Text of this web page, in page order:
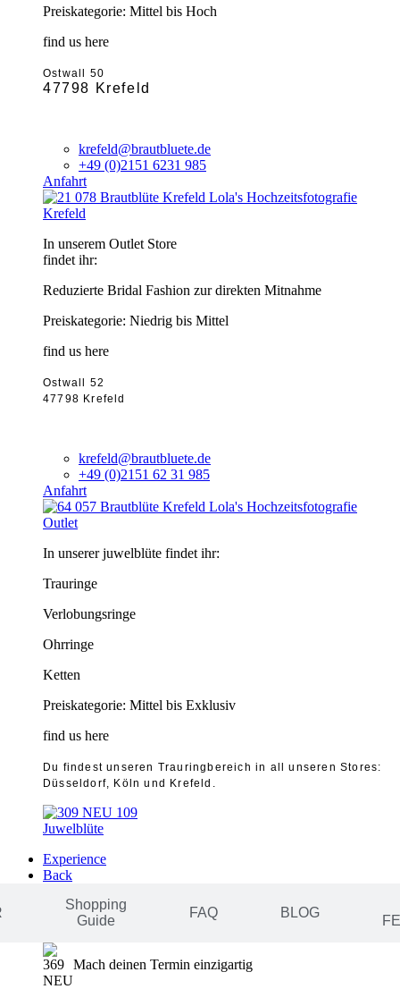
Preiskategorie: Mittel bis Hoch
find us here
Ostwall 50
47798 Krefeld
krefeld@brautbluete.de
+49 (0)2151 6231 985
Anfahrt
Krefeld
In unserem Outlet Store
findet ihr:
Reduzierte Bridal Fashion zur direkten Mitnahme
Preiskategorie: Niedrig bis Mittel
find us here
Ostwall 52
47798 Krefeld
krefeld@brautbluete.de
+49 (0)2151 62 31 985
Anfahrt
Outlet
In unserer juwelblüte findet ihr:
Trauringe
Verlobungsringe
Ohrringe
Ketten
Preiskategorie: Mittel bis Exklusiv
find us here
Du findest unseren Trauringbereich in all unseren Stores:
Düsseldorf, Köln und Krefeld.
Juwelblüte
Experience
Back
Shopping
Guide
FAQ BLOG
Mach deinen Termin einzigartig